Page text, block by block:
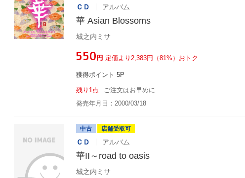
ＣＤ アルバム
華 Asian Blossoms
城之内ミサ
¥550円 定価より2,383円（81%）おトク
獲得ポイント 5P
残り1点
ご注文はお早めに
発売年月日：2000/03/18
中古 店舗受取可
ＣＤ アルバム
華II～road to oasis
城之内ミサ